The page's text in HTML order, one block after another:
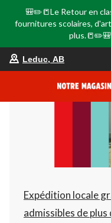
🎒✏️📒Le Retour en
fournitures scolaires,
plus.📒✏️🎒
Leduc, AB
Expédition locale
admissibles de plus